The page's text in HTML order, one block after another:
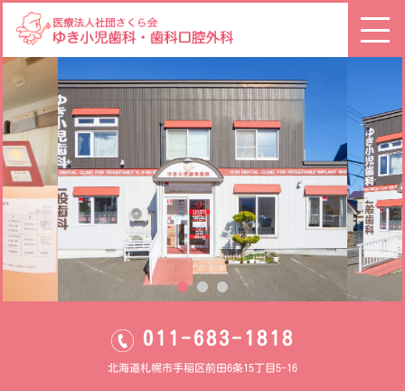
011-683-1818
北海道札幌市手稲区前田6条15丁目5-16